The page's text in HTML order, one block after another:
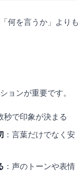
何を言うか」よりも
ョンが重要です。
秒で印象が決まる
：言葉だけでなく安
：声のトーンや表情